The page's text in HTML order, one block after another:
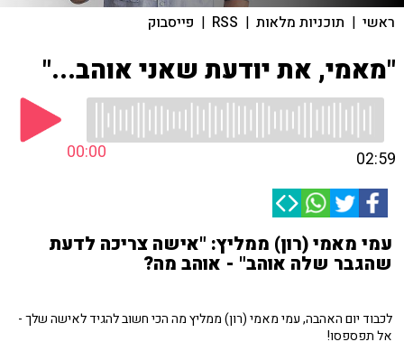
ראשי | תוכניות מלאות |
RSS
| פייסבוק
"מאמי, את יודעת שאני אוהב..."
00:00 02:59
עמי מאמי (רון) ממליץ: "אישה צריכה לדעת
שהגבר שלה אוהב" - אוהב מה?
לכבוד יום האהבה, עמי מאמי (רון) ממליץ מה הכי חשוב להגיד לאישה שלך -
אל תפספסו!